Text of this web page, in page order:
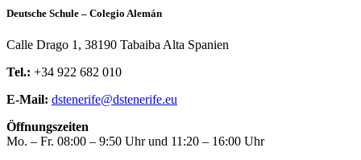
Deutsche Schule – Colegio Alemán
Calle Drago 1, 38190 Tabaiba Alta Spanien
Tel.: +34 922 682 010
E-Mail: dstenerife@dstenerife.eu
Öffnungszeiten
Mo. – Fr. 08:00 – 9:50 Uhr und 11:20 – 16:00 Uhr